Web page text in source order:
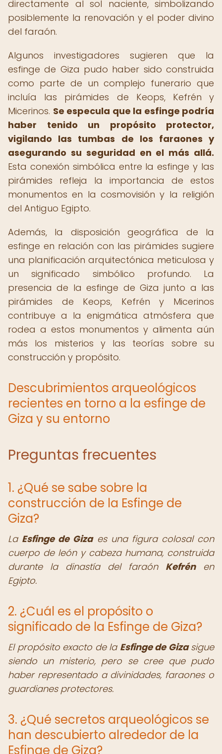
directamente al sol naciente, simbolizando
posiblemente la renovación y el poder divino
del faraón.
Algunos investigadores sugieren que la
esfinge de Giza pudo haber sido construida
como parte de un complejo funerario que
incluía las pirámides de Keops, Kefrén y
Micerinos. Se especula que la esfinge podría
haber tenido un propósito protector,
vigilando las tumbas de los faraones y
asegurando su seguridad en el más allá.
Esta conexión simbólica entre la esfinge y las
pirámides refleja la importancia de estos
monumentos en la cosmovisión y la religión
del Antiguo Egipto.
Además, la disposición geográfica de la
esfinge en relación con las pirámides sugiere
una planificación arquitectónica meticulosa y
un significado simbólico profundo. La
presencia de la esfinge de Giza junto a las
pirámides de Keops, Kefrén y Micerinos
contribuye a la enigmática atmósfera que
rodea a estos monumentos y alimenta aún
más los misterios y las teorías sobre su
construcción y propósito.
Descubrimientos arqueológicos
recientes en torno a la esfinge de
Giza y su entorno
Preguntas frecuentes
1. ¿Qué se sabe sobre la
construcción de la Esfinge de
Giza?
La Esfinge de Gizaes una figura colosal con
cuerpo de león y cabeza humana, construida
durante la dinastía del faraón Kefrénen
Egipto.
2. ¿Cuál es el propósito o
significado de la Esfinge de Giza?
El propósito exacto de la Esfinge de Gizasigue
siendo un misterio, pero se cree que pudo
haber representado a divinidades, faraones o
guardianes protectores.
3. ¿Qué secretos arqueológicos se
han descubierto alrededor de la
Esfinge de Giza?